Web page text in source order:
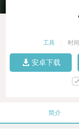
工具 时
安卓下载
简介